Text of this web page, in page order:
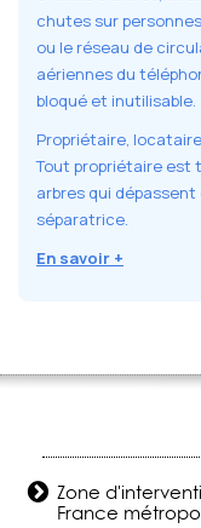
chutes sur
ou le réseau de
aériennes du
bloqué et inutilisable.
Propriétaire,
Tout propriétaire est
arbres qui
séparatrice.
En savoir +
Zone
France